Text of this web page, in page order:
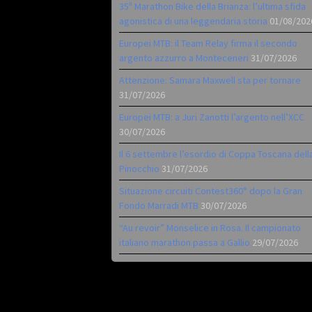
35ª Marathon Bike della Brianza: l’ultima sfida
agonistica di una leggendaria storia 01/08/
Europei MTB: il Team Relay firma il secondo
argento azzurro a Monteceneri 31/07/2026
Attenzione: Samara Maxwell sta per tornare
31/07/2026
Europei MTB: a Juri Zanotti l’argento nell’XCC
30/07/2026
Il 6 settembre l’esordio di Coppa Toscana
Pinocchio 31/07/2026
Situazione circuiti Contest360° dopo la Gran
Fondo Marradi MTB 30/07/2026
“Au revoir” Monselice in Rosa. Il campionato
italiano marathon passa a Gallio 29/07/2026